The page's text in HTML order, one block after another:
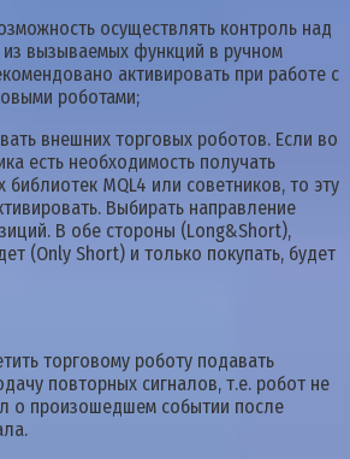
осуществлять контроль над
вызываемых функций в ручном
активировать при работе с
роботами;
внешних торговых роботов. Если во
есть необходимость получать
MQL4 или советников, то эту
Выбирать направление
В обе стороны (Long&Short),
(Only Short) и только покупать, будет
торговому роботу подавать
повторных сигналов, т.е. робот не
о произошедшем событии после